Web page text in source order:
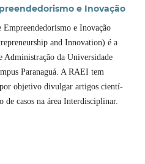
e Inovação
e Inovação
and Innovation) é a
Administração da Universidade
Paranaguá. A RAEI tem
objetivo divulgar artigos cientí­
casos na área Interdisciplinar.